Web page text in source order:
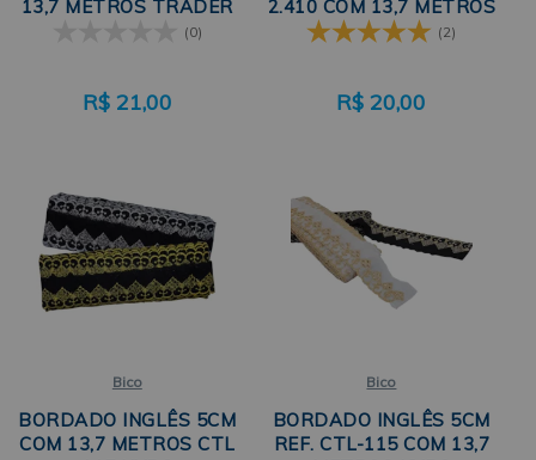
13,7 METROS TRADER
(0)
R$ 21,00
2.410 COM 13,7 METROS
TRADER
(2)
R$ 20,00
Bico
BORDADO INGLÊS 5CM
COM 13,7 METROS CTL
Bico
BORDADO INGLÊS 5CM
REF. CTL-115 COM 13,7